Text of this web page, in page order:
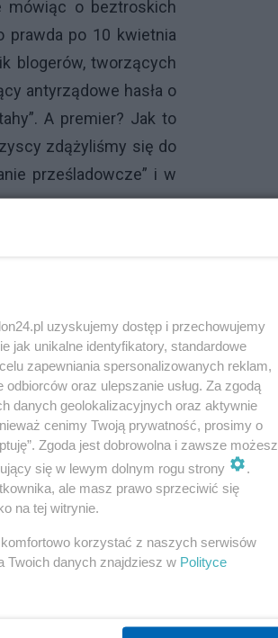
mówiąc o beztroskich
prawda po 10 kwietnia
blogerów, tworzących
antyrządowe hasła o
A premier? Jak to
zdążyliśmy się do
prześladowcze” i w
uzyskujemy dostęp i przechowujemy
jak unikalne identyfikatory, standardowe
zapewniania spersonalizowanych reklam,
oraz ulepszanie usług. Za zgodą
danych geolokalizacyjnych oraz aktywnie
cenimy Twoją prywatność, prosimy o
Zgoda jest dobrowolna i zawsze możesz
się w lewym dolnym rogu strony
.
ale masz prawo sprzeciwić się
na tej witrynie.
korzystać z naszych serwisów
Twoich danych znajdziesz w Polityce